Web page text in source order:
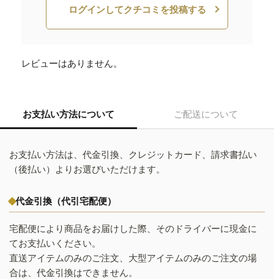
ログインしてクチコミを投稿する
レビューはありません。
お支払い方法について ご配送について
お支払い方法は、代金引換、クレジットカード、請求書払い
（後払い）よりお選びいただけます。
代金引換（代引宅配便）
宅配便により商品をお届けした際、そのドライバーに現金に
てお支払いください。
直送アイテムのみのご注文、大型アイテムのみのご注文の場
合は、代金引換はできません。